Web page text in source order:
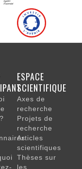
ESPACE
SCIENTIFIQUE
Axes de
recherche
Projets de
recherche
Articles
scientifiques
Thèses sur
les